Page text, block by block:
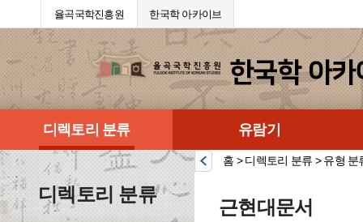
율곡국학진흥원 한국학 아카이브
디렉토리 분류 유람기
디렉토리 분류
홈 > 디렉토리 분류 > 유형 분
근현대문서